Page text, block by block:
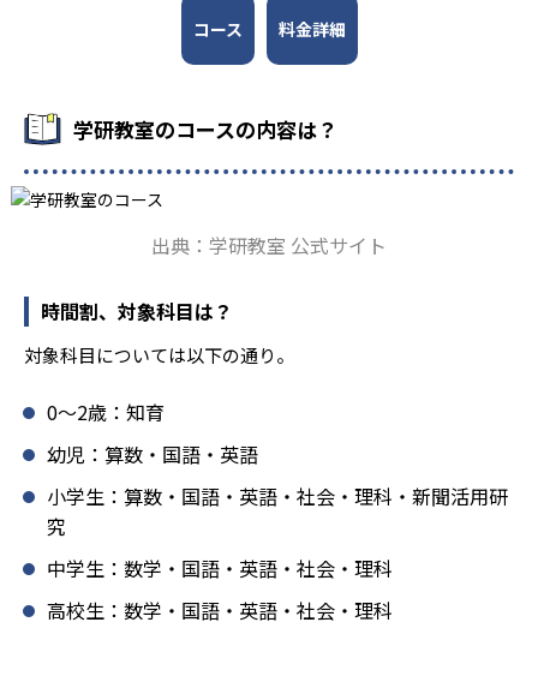
学研教室の先生は、研修会や勉強会で日々指導スキルを研
きる力を」という理念のもとで生徒一人ひとりに向き合っ
ており、生徒それぞれの「できるところ」「良いところ」
を見つけて褒めるところから学習をスタートする。この指
導により生徒の「やる気」を引き出し、無理のない学習と
報にも精通しており、学習相談や教育相談、保護者とのコ
学研教室では、楽しく生き生きと学ぶことも重視してい
る。人と人との触れ合いの中で学びを深めることにより、
知・情・意のバランスのとれた生徒の育成を推進。「教室
面の指導も実施し、全人的な教育に取り組んでいる点も、
メリットと言えるだろう。
どんなデメリットがある？
学研教室のデメリットとしては、基礎をより重視している
分、生徒によっては物足りなく感じる可能性がある点だろ
う。相性が気になる場合は、近くの教室に問い合わせてみ
ることを推奨する。
コース 料金詳細
学研教室のコースの内容は？
出典：学研教室 公式サイト
時間割、対象科目は？
対象科目については以下の通り。
0〜2歳：知育
幼児：算数・国語・英語
小学生：算数・国語・英語・社会・理科・新聞活用研
究
中学生：数学・国語・英語・社会・理科
高校生：数学・国語・英語・社会・理科